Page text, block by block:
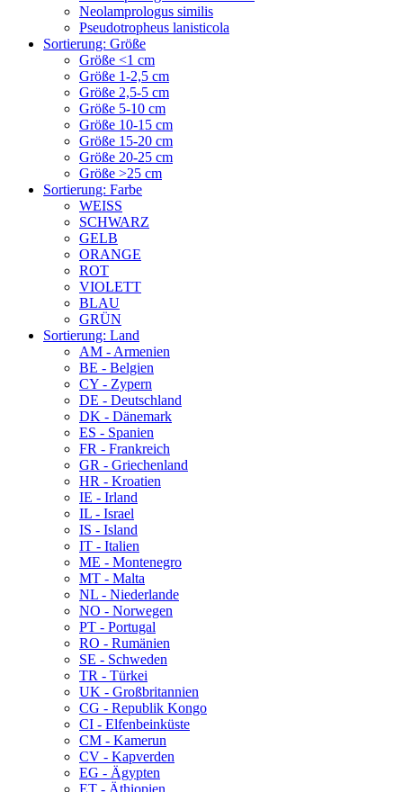
Neolamprologus similis
Pseudotropheus lanisticola
Sortierung: Größe
Größe <1 cm
Größe 1-2,5 cm
Größe 2,5-5 cm
Größe 5-10 cm
Größe 10-15 cm
Größe 15-20 cm
Größe 20-25 cm
Größe >25 cm
Sortierung: Farbe
WEISS
SCHWARZ
GELB
ORANGE
ROT
VIOLETT
BLAU
GRÜN
Sortierung: Land
AM - Armenien
BE - Belgien
CY - Zypern
DE - Deutschland
DK - Dänemark
ES - Spanien
FR - Frankreich
GR - Griechenland
HR - Kroatien
IE - Irland
IL - Israel
IS - Island
IT - Italien
ME - Montenegro
MT - Malta
NL - Niederlande
NO - Norwegen
PT - Portugal
RO - Rumänien
SE - Schweden
TR - Türkei
UK - Großbritannien
CG - Republik Kongo
CI - Elfenbeinküste
CM - Kamerun
CV - Kapverden
EG - Ägypten
ET - Äthiopien